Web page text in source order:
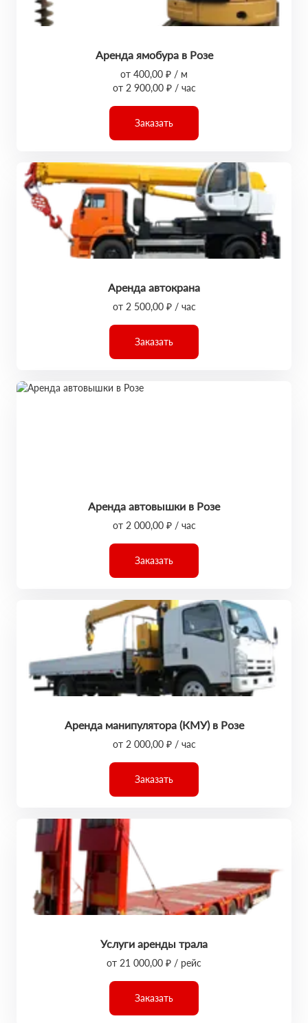
Аренда ямобура в Розе
от 400,00 ₽ / м
от 2 900,00 ₽ / час
Заказать
Аренда автокрана
от 2 500,00 ₽ / час
Заказать
Аренда автовышки в Розе
от 2 000,00 ₽ / час
Заказать
Аренда манипулятора (КМУ) в Розе
от 2 000,00 ₽ / час
Заказать
Услуги аренды трала
от 21 000,00 ₽ / рейс
Заказать